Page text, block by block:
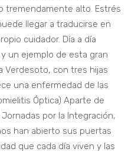
tremendamente alto. Estrés
llegar a traducirse en
cuidador. Día a día
un ejemplo de esta gran
Verdesoto, con tres hijas
una enfermedad de las
Óptica) Aparte de
por la Integración,
han abierto sus puertas
que cada día viven y las